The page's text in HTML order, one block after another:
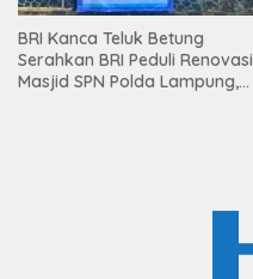
BRI Kanca Teluk Betung
Serahkan BRI Peduli Renovasi
Masjid SPN Polda Lampung,